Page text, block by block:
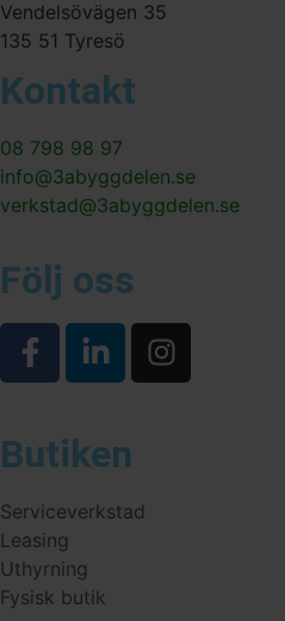
Vendelsövägen 35
135 51 Tyresö
Kontakt
08 798 98 97
info@3abyggdelen.se
verkstad@3abyggdelen.se
Följ oss
Butiken
Serviceverkstad
Leasing
Uthyrning
Fysisk butik